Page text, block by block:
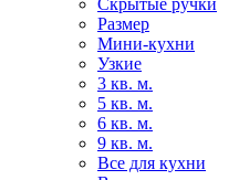
Размер
Мини-кухни
Узкие
3 кв. м.
5 кв. м.
6 кв. м.
9 кв. м.
Все для кухни